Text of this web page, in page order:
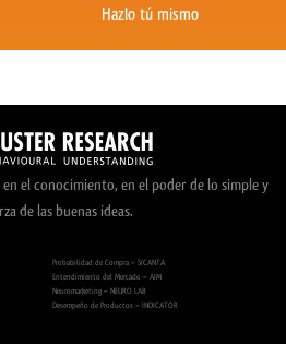
Hazlo tú mismo
en el conocimiento, en el poder de lo simple y
de las buenas ideas.
Probabilidad de Compra – SICANTA
Entendimiento del Mercado – AIM
Neuromarketing – NEURO LAB
Desempeño de Productos – INDICATOR